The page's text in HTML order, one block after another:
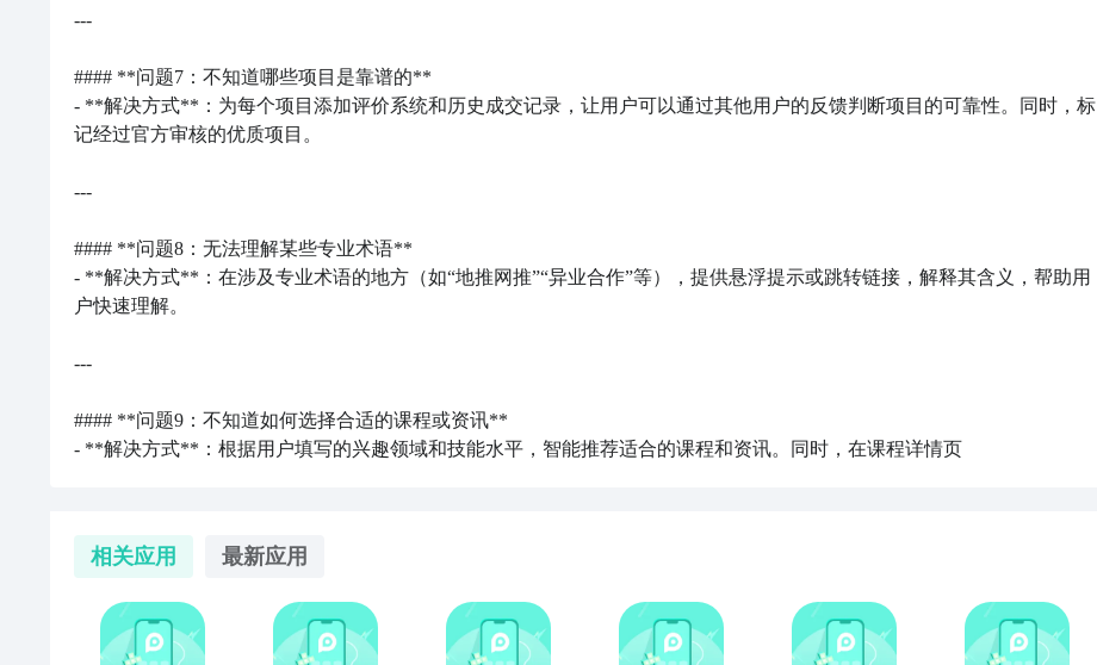
---
#### **问题7：不知道哪些项目是靠谱的**
- **解决方式**：为每个项目添加评价系统和历史成交记录，让用户可以通过其他用户的反馈判断项目的可靠性。同时，标
记经过官方审核的优质项目。
---
#### **问题8：无法理解某些专业术语**
- **解决方式**：在涉及专业术语的地方（如“地推网推”“异业合作”等），提供悬浮提示或跳转链接，解释其含义，帮助用
户快速理解。
---
#### **问题9：不知道如何选择合适的课程或资讯**
- **解决方式**：根据用户填写的兴趣领域和技能水平，智能推荐适合的课程和资讯。同时，在课程详情页
相关应用 最新应用